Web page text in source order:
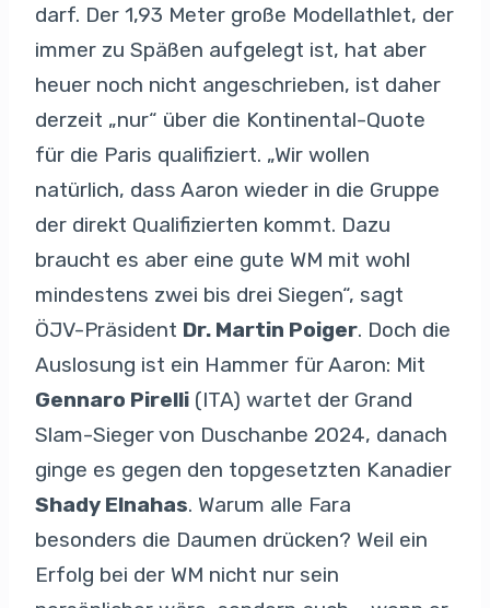
darf. Der 1,93 Meter große Modellathlet, der
immer zu Späßen aufgelegt ist, hat aber
heuer noch nicht angeschrieben, ist daher
derzeit „nur“ über die Kontinental-Quote
für die Paris qualifiziert. „Wir wollen
natürlich, dass Aaron wieder in die Gruppe
der direkt Qualifizierten kommt. Dazu
braucht es aber eine gute WM mit wohl
mindestens zwei bis drei Siegen“, sagt
ÖJV-Präsident Dr. Martin Poiger. Doch die
Auslosung ist ein Hammer für Aaron: Mit
Gennaro Pirelli (ITA) wartet der Grand
Slam-Sieger von Duschanbe 2024, danach
ginge es gegen den topgesetzten Kanadier
Shady Elnahas. Warum alle Fara
besonders die Daumen drücken? Weil ein
Erfolg bei der WM nicht nur sein